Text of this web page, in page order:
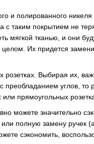
и полированного
таким покрытием не
мягкой тканью, и они
Их придется
Выбирая их,
углов, то
прямоугольных
можете значительно
полную замену ручек
сэкономить,